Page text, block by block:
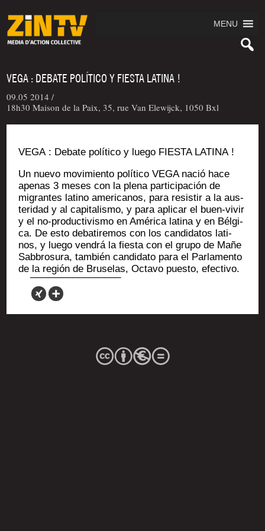
MENU
VEGA : DEBATE POLÍTICO Y FIESTA LATINA !
09.05 2014 /
18h30 Maison de la Paix, 35, rue Van Elewijck, 1050 Bxl
VEGA : Debate polí­ti­co y lue­go FIESTA LATINA !
Un nue­vo movi­mien­to polí­ti­co VEGA nació hace
ape­nas 3 meses con la ple­na par­ti­ci­pa­ción de
migrantes lati­no ame­ri­ca­nos, para resis­tir a la aus­
te­ri­dad y al capi­ta­lis­mo, y para apli­car el buen-vivir
y el no-pro­duc­ti­vis­mo en Amé­ri­ca lati­na y en Bél­gi­
ca. De esto deba­ti­re­mos con los can­di­da­tos lati­
nos, y lue­go ven­drá la fies­ta con el gru­po de Mañe
Sab­bro­su­ra, tam­bién can­di­da­to para el Par­la­men­to
de la región de Bru­se­las, Octa­vo pues­to, efectivo.